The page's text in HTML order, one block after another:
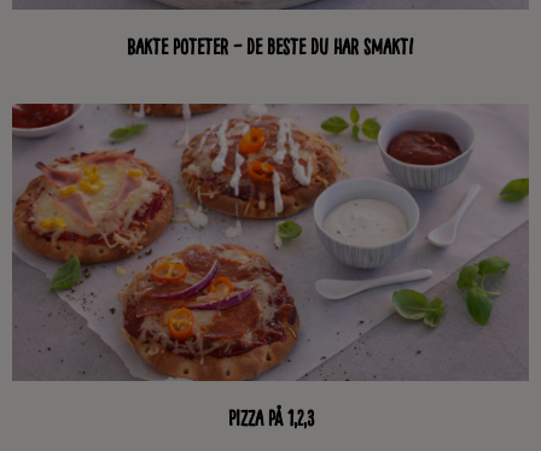
Bakte poteter – de beste du har smakt!
Pizza på 1,2,3